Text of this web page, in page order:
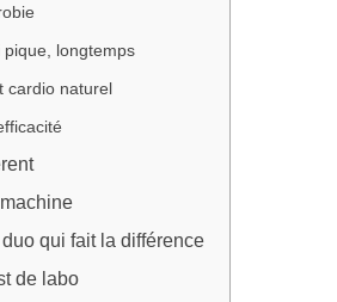
pique, longtemps
cardio naturel
qui fait la différence
de labo